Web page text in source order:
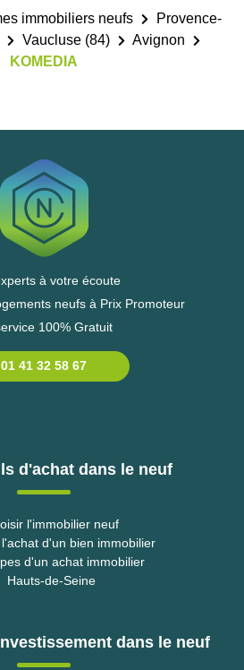
immobiliers neufs
Provence-
Vaucluse (84)
Avignon
KOMEDIA
à votre écoute
neufs à Prix Promoteur
100% Gratuit
01 41 32 58 67
d'achat dans le neuf
l'immobilier neuf
d'un bien immobilier
d'un achat immobilier
Hauts-de-Seine
dans le neuf